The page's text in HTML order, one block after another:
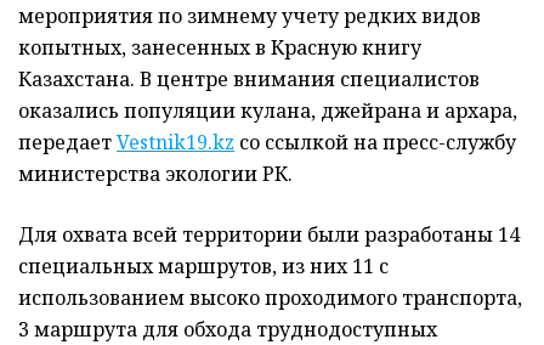
мероприятия по зимнему учету редких видов
копытных, занесенных в Красную книгу
Казахстана. В центре внимания специалистов
оказались популяции кулана, джейрана и архара,
передаетVestnik19.kz со ссылкой на пресс-службу
министерства экологии РК.
Для охвата всей территории были разработаны 14
специальных маршрутов, из них 11 с
использованием высоко проходимого транспорта,
3 маршрута для обхода труднодоступных